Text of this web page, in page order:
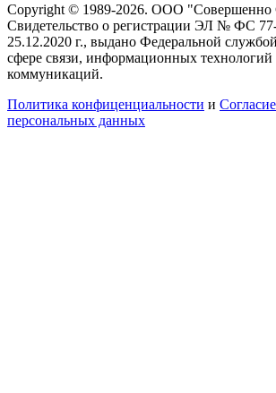
Copyright © 1989-2026. ООО "Совершенно
Свидетельство о регистрации ЭЛ № ФС
25.12.2020 г., выдано Федеральной
сфере связи, информационных
коммуникаций.
Политика конфиценциальности и
персональных данных